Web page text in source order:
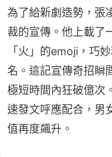
為了給新劇造勢，張
裁的宣傳。他上載了
「火」的emoji，巧
名。這記宣傳奇招瞬
極短時間內狂破億次
速發文呼應配合，男
值再度飆升。